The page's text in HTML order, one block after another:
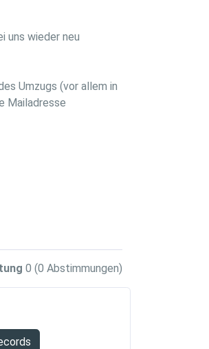
uns wieder neu
Umzugs (vor allem in
Mailadresse
0 (0 Abstimmungen)